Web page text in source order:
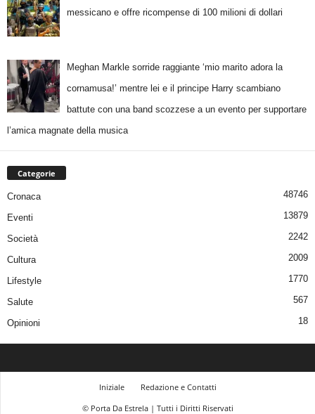
messicano e offre ricompense di 100 milioni di dollari
Meghan Markle sorride raggiante ‘mio marito adora la
cornamusa!’ mentre lei e il principe Harry scambiano
battute con una band scozzese a un evento per supportare
l’amica magnate della musica
Categorie
Cronaca 48746
Eventi 13879
Società 2242
Cultura 2009
Lifestyle 1770
Salute 567
Opinioni 18
Iniziale
Redazione e Contatti
© Porta Da Estrela | Tutti i Diritti Riservati